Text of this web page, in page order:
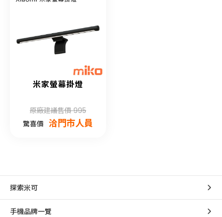
米家螢幕掛燈
原廠建議售價 995
驚喜價 洽門市人員
探索米可
手機品牌一覽